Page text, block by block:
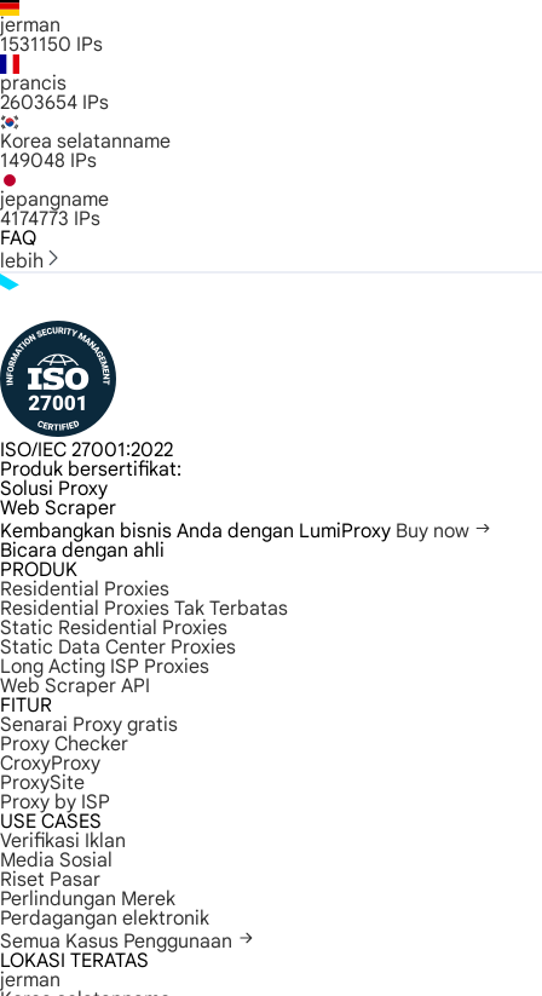
jerman
1531150 IPs
prancis
2603654 IPs
Korea selatanname
149048 IPs
jepangname
4174773 IPs
FAQ
lebih
ISO/IEC 27001:2022
Produk bersertifikat:
Solusi Proxy
Web Scraper
Kembangkan bisnis Anda dengan LumiProxy Buy now
Bicara dengan ahli
PRODUK
Residential Proxies
Residential Proxies Tak Terbatas
Static Residential Proxies
Static Data Center Proxies
Long Acting ISP Proxies
Web Scraper API
FITUR
Senarai Proxy gratis
Proxy Checker
CroxyProxy
ProxySite
Proxy by ISP
USE CASES
Verifikasi Iklan
Media Sosial
Riset Pasar
Perlindungan Merek
Perdagangan elektronik
Semua Kasus Penggunaan
LOKASI TERATAS
jerman